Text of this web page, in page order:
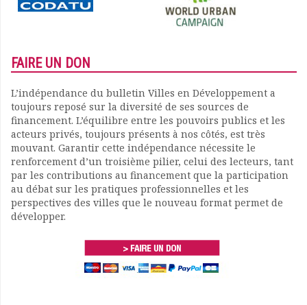
FAIRE UN DON
L’indépendance du bulletin Villes en Développement a
toujours reposé sur la diversité de ses sources de
financement. L’équilibre entre les pouvoirs publics et les
acteurs privés, toujours présents à nos côtés, est très
mouvant. Garantir cette indépendance nécessite le
renforcement d’un troisième pilier, celui des lecteurs, tant
par les contributions au financement que la participation
au débat sur les pratiques professionnelles et les
perspectives des villes que le nouveau format permet de
développer.